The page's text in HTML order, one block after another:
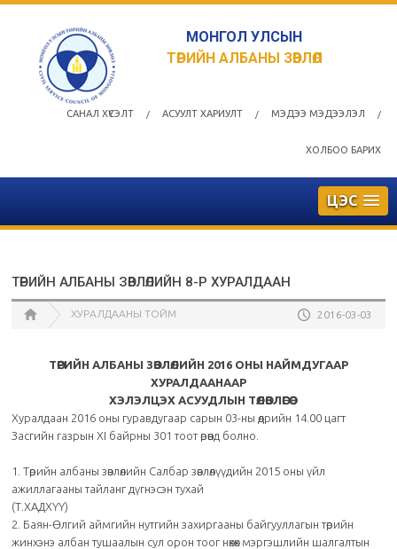
МОНГОЛ УЛСЫН
ТӨРИЙН АЛБАНЫ ЗӨВЛӨЛ
САНАЛ ХҮСЭЛТ / АСУУЛТ ХАРИУЛТ / МЭДЭЭ МЭДЭЭЛЭЛ /
ХОЛБОО БАРИХ
ЦЭС
ТӨРИЙН АЛБАНЫ ЗӨВЛӨЛИЙН 8-Р ХУРАЛДААН
ХУРАЛДААНЫ ТОЙМ 2016-03-03
ТӨРИЙН АЛБАНЫ ЗӨВЛӨЛИЙН 2016 ОНЫ НАЙМДУГААР
ХУРАЛДААНААР
ХЭЛЭЛЦЭХ АСУУДЛЫН ТӨЛӨВЛӨГӨӨ
Хуралдаан 2016 оны гуравдугаар сарын 03-ны өдрийн 14.00 цагт
Засгийн газрын ХI байрны 301 тоот өрөөнд болно.
1. Төрийн албаны зөвлөлийн Салбар зөвлөлүүдийн 2015 оны үйл
ажиллагааны тайланг дүгнэсэн тухай
(Т.ХАДХҮҮ)
2. Баян-Өлгий аймгийн нутгийн захиргааны байгууллагын төрийн
жинхэнэ албан тушаалын сул орон тоог нөхөх мэргэшлийн шалгалтын